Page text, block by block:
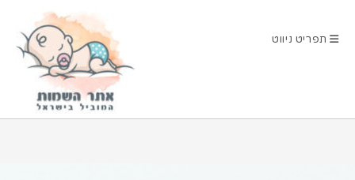
תפריט ניווט